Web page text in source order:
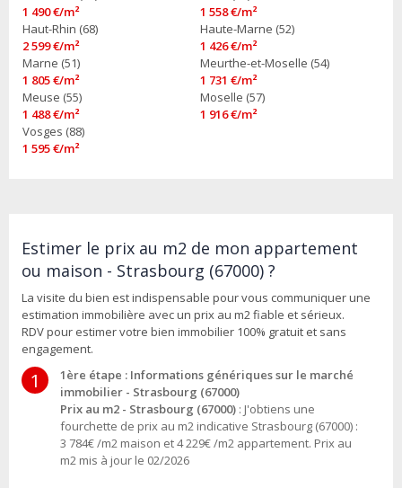
1 490 €/m²
1 558 €/m²
Haut-Rhin (68)
2 599 €/m²
Haute-Marne (52)
1 426 €/m²
Marne (51)
1 805 €/m²
Meurthe-et-Moselle (54)
1 731 €/m²
Meuse (55)
1 488 €/m²
Moselle (57)
1 916 €/m²
Vosges (88)
1 595 €/m²
Estimer le prix au m2 de mon appartement
ou maison - Strasbourg (67000) ?
La visite du bien est indispensable pour vous communiquer une
estimation immobilière avec un prix au m2 fiable et sérieux.
RDV pour estimer votre bien immobilier 100% gratuit et sans
engagement.
1
1ère étape : Informations génériques sur le marché
immobilier - Strasbourg (67000)
Prix au m2 - Strasbourg (67000) : J'obtiens une
fourchette de prix au m2 indicative Strasbourg (67000) :
3 784€ /m2 maison et 4 229€ /m2 appartement. Prix au
m2 mis à jour le 02/2026